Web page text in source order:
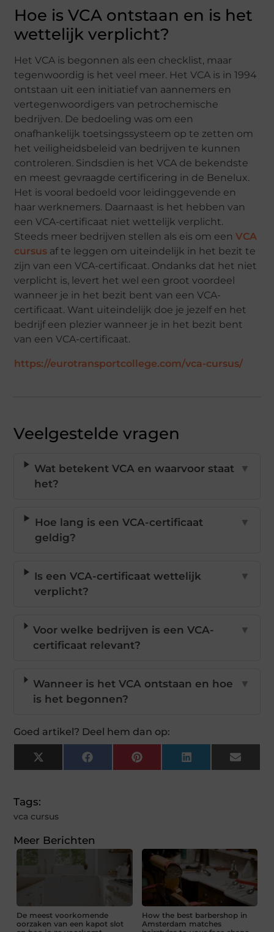
Hoe is VCA ontstaan en is het
wettelijk verplicht?
Het VCA is begonnen als een checklist, maar
tegenwoordig is het veel meer. Het VCA is in 1994
ontstaan uit een initiatief van aannemers en
vertegenwoordigers van petrochemische
bedrijven. De bedoeling was om een
onafhankelijk toetsingssysteem op te zetten om
het veiligheidsbeleid van bedrijven te kunnen
controleren. Sindsdien is het VCA de bekendste
en meest gevraagde certificering in de Benelux.
Het is vooral bedoeld voor leidinggevende en
haar werknemers. Daarnaast is het hebben van
een VCA-certificaat niet wettelijk verplicht.
Steeds meer bedrijven stellen als eis om eenVCA
cursus af te leggen om uiteindelijk in het bezit te
zijn van een VCA-certificaat. Ondanks dat het niet
verplicht is, levert het wel een groot voordeel
wanneer je in het bezit bent van een VCA-
certificaat. Want uiteindelijk doe je jezelf en het
bedrijf een plezier wanneer je in het bezit bent
van een VCA-certificaat.
https://eurotransportcollege.com/vca-cursus/
Veelgestelde vragen
Wat betekent VCA en waarvoor staat
het?
▼
Hoe lang is een VCA-certificaat
geldig?
▼
Is een VCA-certificaat wettelijk
verplicht?
▼
Voor welke bedrijven is een VCA-
certificaat relevant?
▼
Wanneer is het VCA ontstaan en hoe
is het begonnen?
▼
Goed artikel? Deel hem dan op:
X
(Twitter)
FacebookPinterestLinkedInEmail
Tags:
vca cursus
Meer Berichten
De meest voorkomende
oorzaken van een kapot slot
How the best barbershop in
Amsterdam matches